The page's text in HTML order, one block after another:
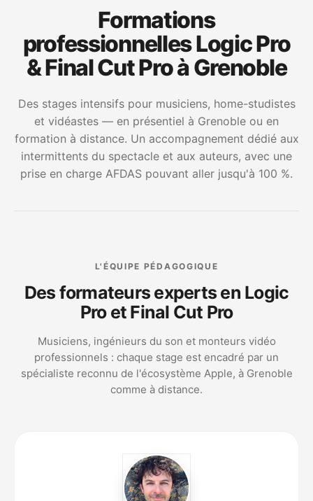
Formations
professionnelles Logic Pro
& Final Cut Pro à Grenoble
Des stages intensifs pour musiciens, home-studistes
et vidéastes — en présentiel à Grenoble ou en
formation à distance. Un accompagnement dédié aux
intermittents du spectacle et aux auteurs, avec une
prise en charge AFDAS pouvant aller jusqu'à 100 %.
L'ÉQUIPE PÉDAGOGIQUE
Des formateurs experts en Logic
Pro et Final Cut Pro
Musiciens, ingénieurs du son et monteurs vidéo
professionnels : chaque stage est encadré par un
spécialiste reconnu de l'écosystème Apple, à Grenoble
comme à distance.